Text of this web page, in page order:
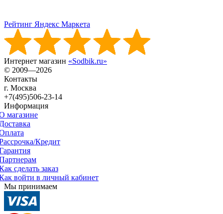
Рейтинг Яндекс Маркета
Интернет магазин «Sodbik.ru»
© 2009—2026
Контакты
г. Москва
+7(495)506-23-14
Информация
магазине
Кредит
сделать заказ
войти в личный кабинет
Мы принимаем